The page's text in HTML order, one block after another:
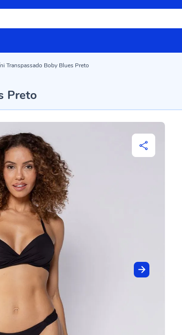
Transpassado Boby Blues Preto
Preto